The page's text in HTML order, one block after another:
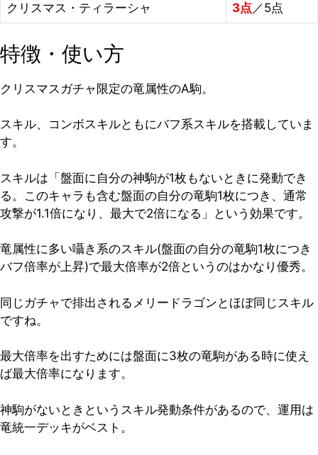
クリスマス・ティラーシャ 3点 ／5点
特徴・使い方
クリスマスガチャ限定の竜属性のA駒。
スキル、コンボスキルともにバフ系スキルを搭載していま
す。
スキルは「盤面に自分の神駒が1枚もないときに発動でき
る。このキャラも含む盤面の自分の竜駒1枚につき、通常
攻撃が1.1倍になり、最大で2倍になる」という効果です。
竜属性に多い囁き系のスキル(盤面の自分の竜駒1枚につき
バフ倍率が上昇)で最大倍率が2倍というのはかなり優秀。
同じガチャで排出されるメリードラゴンとほぼ同じスキル
ですね。
最大倍率を出すためには盤面に3枚の竜駒がある時に使え
ば最大倍率になります。
神駒がないときというスキル発動条件があるので、運用は
竜統一デッキがベスト。